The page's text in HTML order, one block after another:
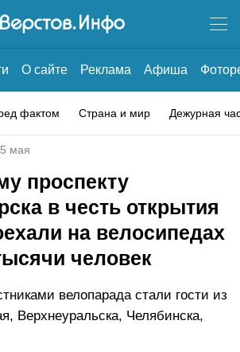
О сайте Реклама Афиша
фактом Страна и мир Дежурная
мая
проспекту
в честь открытия
на велосипедах
человек
велопарада стали гости из
Верхнеуральска, Челябинска,